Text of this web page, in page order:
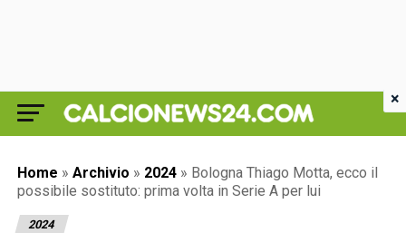
Home » Archivio » 2024 » Bologna Thiago Motta, ecco il
possibile sostituto: prima volta in Serie A per lui
2024
×